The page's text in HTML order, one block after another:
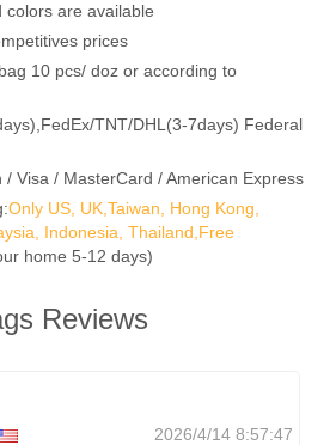
colors are available
prices
10 pcs/ doz or according to
TNT/DHL(3-7days) Federal
Visa / MasterCard / American Express
Only US, UK,Taiwan, Hong Kong,
Indonesia, Thailand,Free
home 5-12 days)
Reviews
2026/4/14 8:57:47